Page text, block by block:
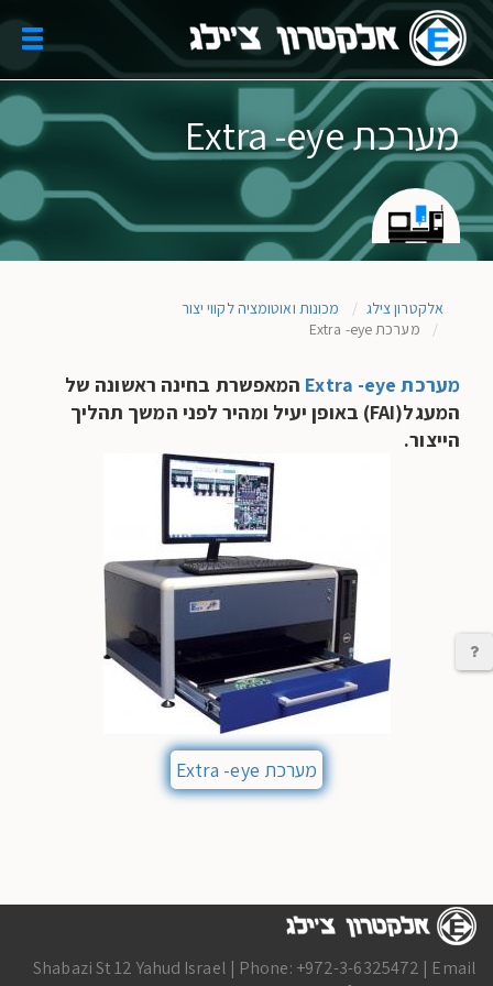
main
content
מערכת Extra -eye
אלקטרון צילג
מכונות ואוטומציה לקווי יצור
מערכת Extra -eye
מערכת Extra -eye המאפשרת בחינה ראשונה של
המעגל(FAI) באופן יעיל ומהיר לפני המשך תהליך
הייצור.
מערכת Extra -eye
יצירת קשר
Shabazi St 12 Yahud Israel | Phone: +972-3-6325472 | Email